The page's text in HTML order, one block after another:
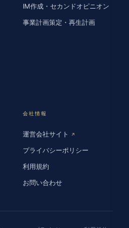
IM作成・セカンドオピニオン
事業計画策定・再生計画
会社情報
運営会社サイト ↗
プライバシーポリシー
利用規約
お問い合わせ